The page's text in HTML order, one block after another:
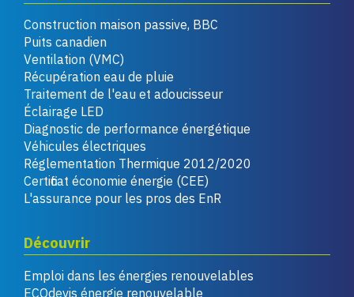
Construction maison passive, BBC
Puits canadien
Ventilation (VMC)
Récupération eau de pluie
Traitement de l'eau et adoucisseur
Éclairage LED
Diagnostic de performance énergétique
Véhicules électriques
Réglementation Thermique 2012/2020
Certificat économie énergie (CEE)
L'assurance pour les pros des EnR
Découvrir
Emploi dans les énergies renouvelables
ECOdevis énergie renouvelable